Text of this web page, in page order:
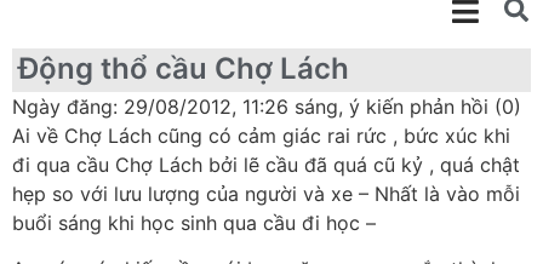
Động thổ cầu Chợ Lách
Ngày đăng: 29/08/2012, 11:26 sáng, ý kiến phản hồi (0)
Ai về Chợ Lách cũng có cảm giác rai rức , bức xúc khi
đi qua cầu Chợ Lách bởi lẽ cầu đã quá cũ kỷ , quá chật
hẹp so với lưu lượng của người và xe – Nhất là vào mỗi
buổi sáng khi học sinh qua cầu đi học –